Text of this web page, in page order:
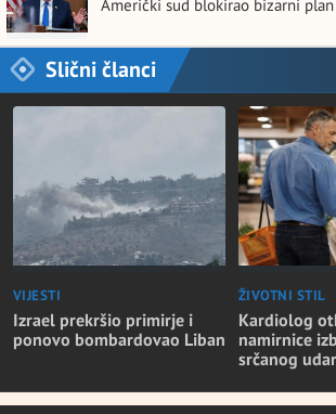
Američki sud blokirao bizarni plan
Slični članci
VIJESTI
Izrael prekršio primirje i
ponovo bombardovao Liban
ŽIVOTNI STIL
Kardiolog
namirnice
srčanog